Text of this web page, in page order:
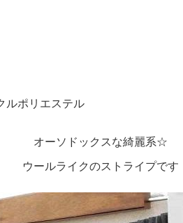
ルポリエステル
オーソドックスな綺麗系☆
ウールライクのストライプです